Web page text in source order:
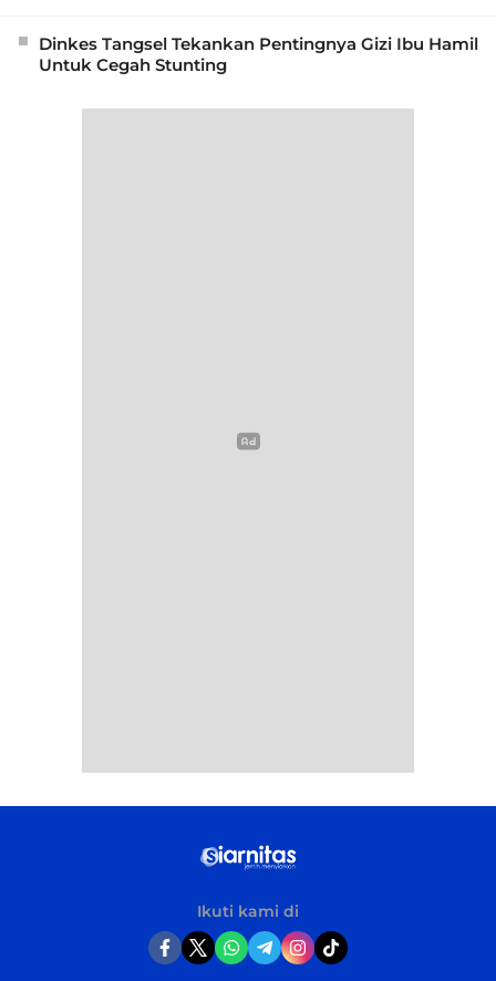
Dinkes Tangsel Tekankan Pentingnya Gizi Ibu Hamil
Untuk Cegah Stunting
Ikuti kami di